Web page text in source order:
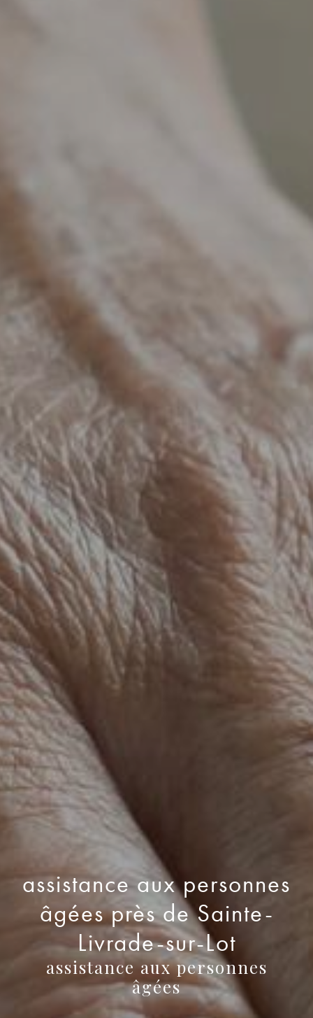
assistance aux personnes
âgées près de Sainte-
Livrade-sur-Lot
assistance aux personnes
âgées